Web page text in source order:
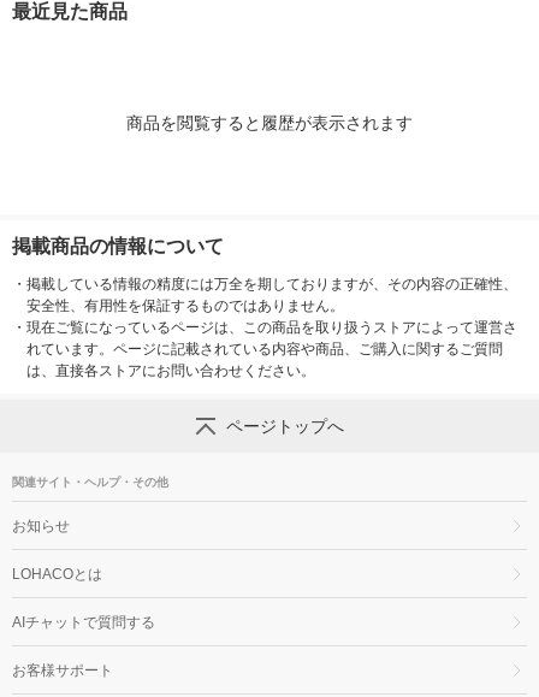
最近見た商品
商品を閲覧すると履歴が表示されます
掲載商品の情報について
・ 掲載している情報の精度には万全を期しておりますが、その内容の正確性、
安全性、有用性を保証するものではありません。
・ 現在ご覧になっているページは、この商品を取り扱うストアによって運営さ
れています。ページに記載されている内容や商品、ご購入に関するご質問
は、直接各ストアにお問い合わせください。
ページトップへ
関連サイト・ヘルプ・その他
お知らせ
LOHACOとは
AIチャットで質問する
お客様サポート